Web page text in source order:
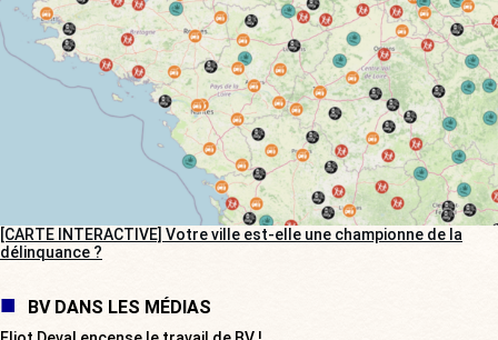
[CARTE INTERACTIVE] Votre ville est-elle une championne de la
délinquance ?
BV DANS LES MÉDIAS